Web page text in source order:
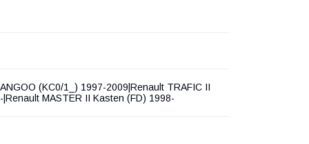
(KC0/1_) 1997-2009|Renault TRAFIC II
|Renault MASTER II Kasten (FD) 1998-